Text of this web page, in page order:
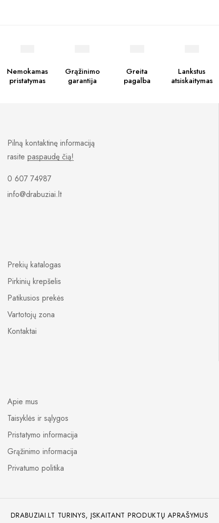
Nemokamas
pristatymas
Grąžinimo
garantija
Greita
pagalba
Lankstus
atsiskaitymas
Pilną kontaktinę informaciją
rasite paspaudę čią!
0 607 74987
info@drabuziai.lt
Prekių katalogas
Pirkinių krepšelis
Patikusios prekės
Vartotojų zona
Kontaktai
Apie mus
Taisyklės ir sąlygos
Pristatymo informacija
Grąžinimo informacija
Privatumo politika
DRABUZIAI.LT TURINYS, ĮSKAITANT PRODUKTŲ APRAŠYMUS